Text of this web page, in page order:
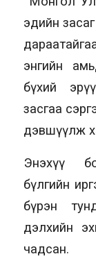
эдийн
энгийн
бүхий
засгаа
дэвшүүлж
Энэхүү
бүлгийн
бүрэн
дэлхийн
чадсан.